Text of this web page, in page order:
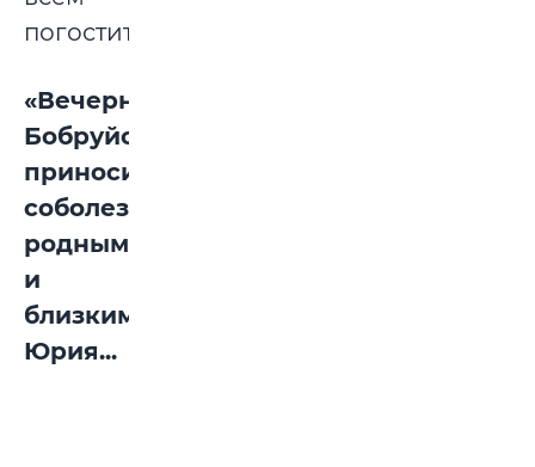
погостить».
«Вечерний
Бобруйск»
приносит
соболезнования
родным
и
близким
Юрия...